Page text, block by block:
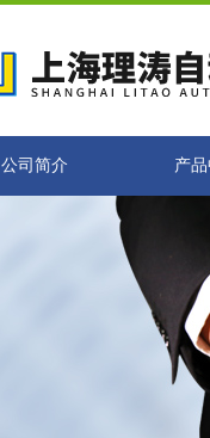
公司简介 产